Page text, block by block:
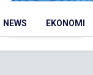
NEWS EKONOMI